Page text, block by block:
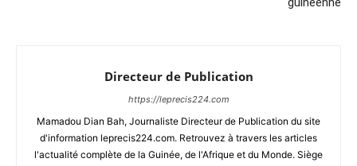
Directeur de Publication
https://leprecis224.com
Mamadou Dian Bah, Journaliste Directeur de Publication du site
d'information leprecis224.com. Retrouvez à travers les articles
l'actualité complète de la Guinée, de l'Afrique et du Monde. Siège